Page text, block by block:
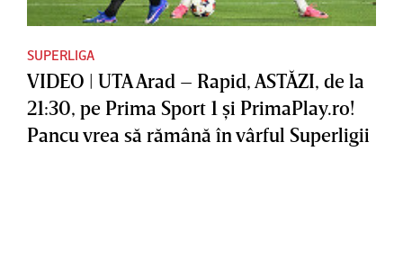
SUPERLIGA
VIDEO | UTA Arad – Rapid, ASTĂZI, de la
21:30, pe Prima Sport 1 şi PrimaPlay.ro!
Pancu vrea să rămână în vârful Superligii